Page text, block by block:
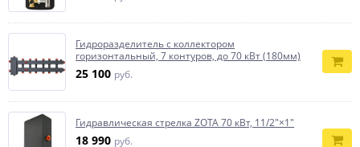
Гидроразделитель с коллектором
горизонтальный, 7 контуров, до 70 кВт (180мм)
25 100 руб.
Гидравлическая стрелка ZOTA 70 кВт, 11/2"×1"
18 990 руб.